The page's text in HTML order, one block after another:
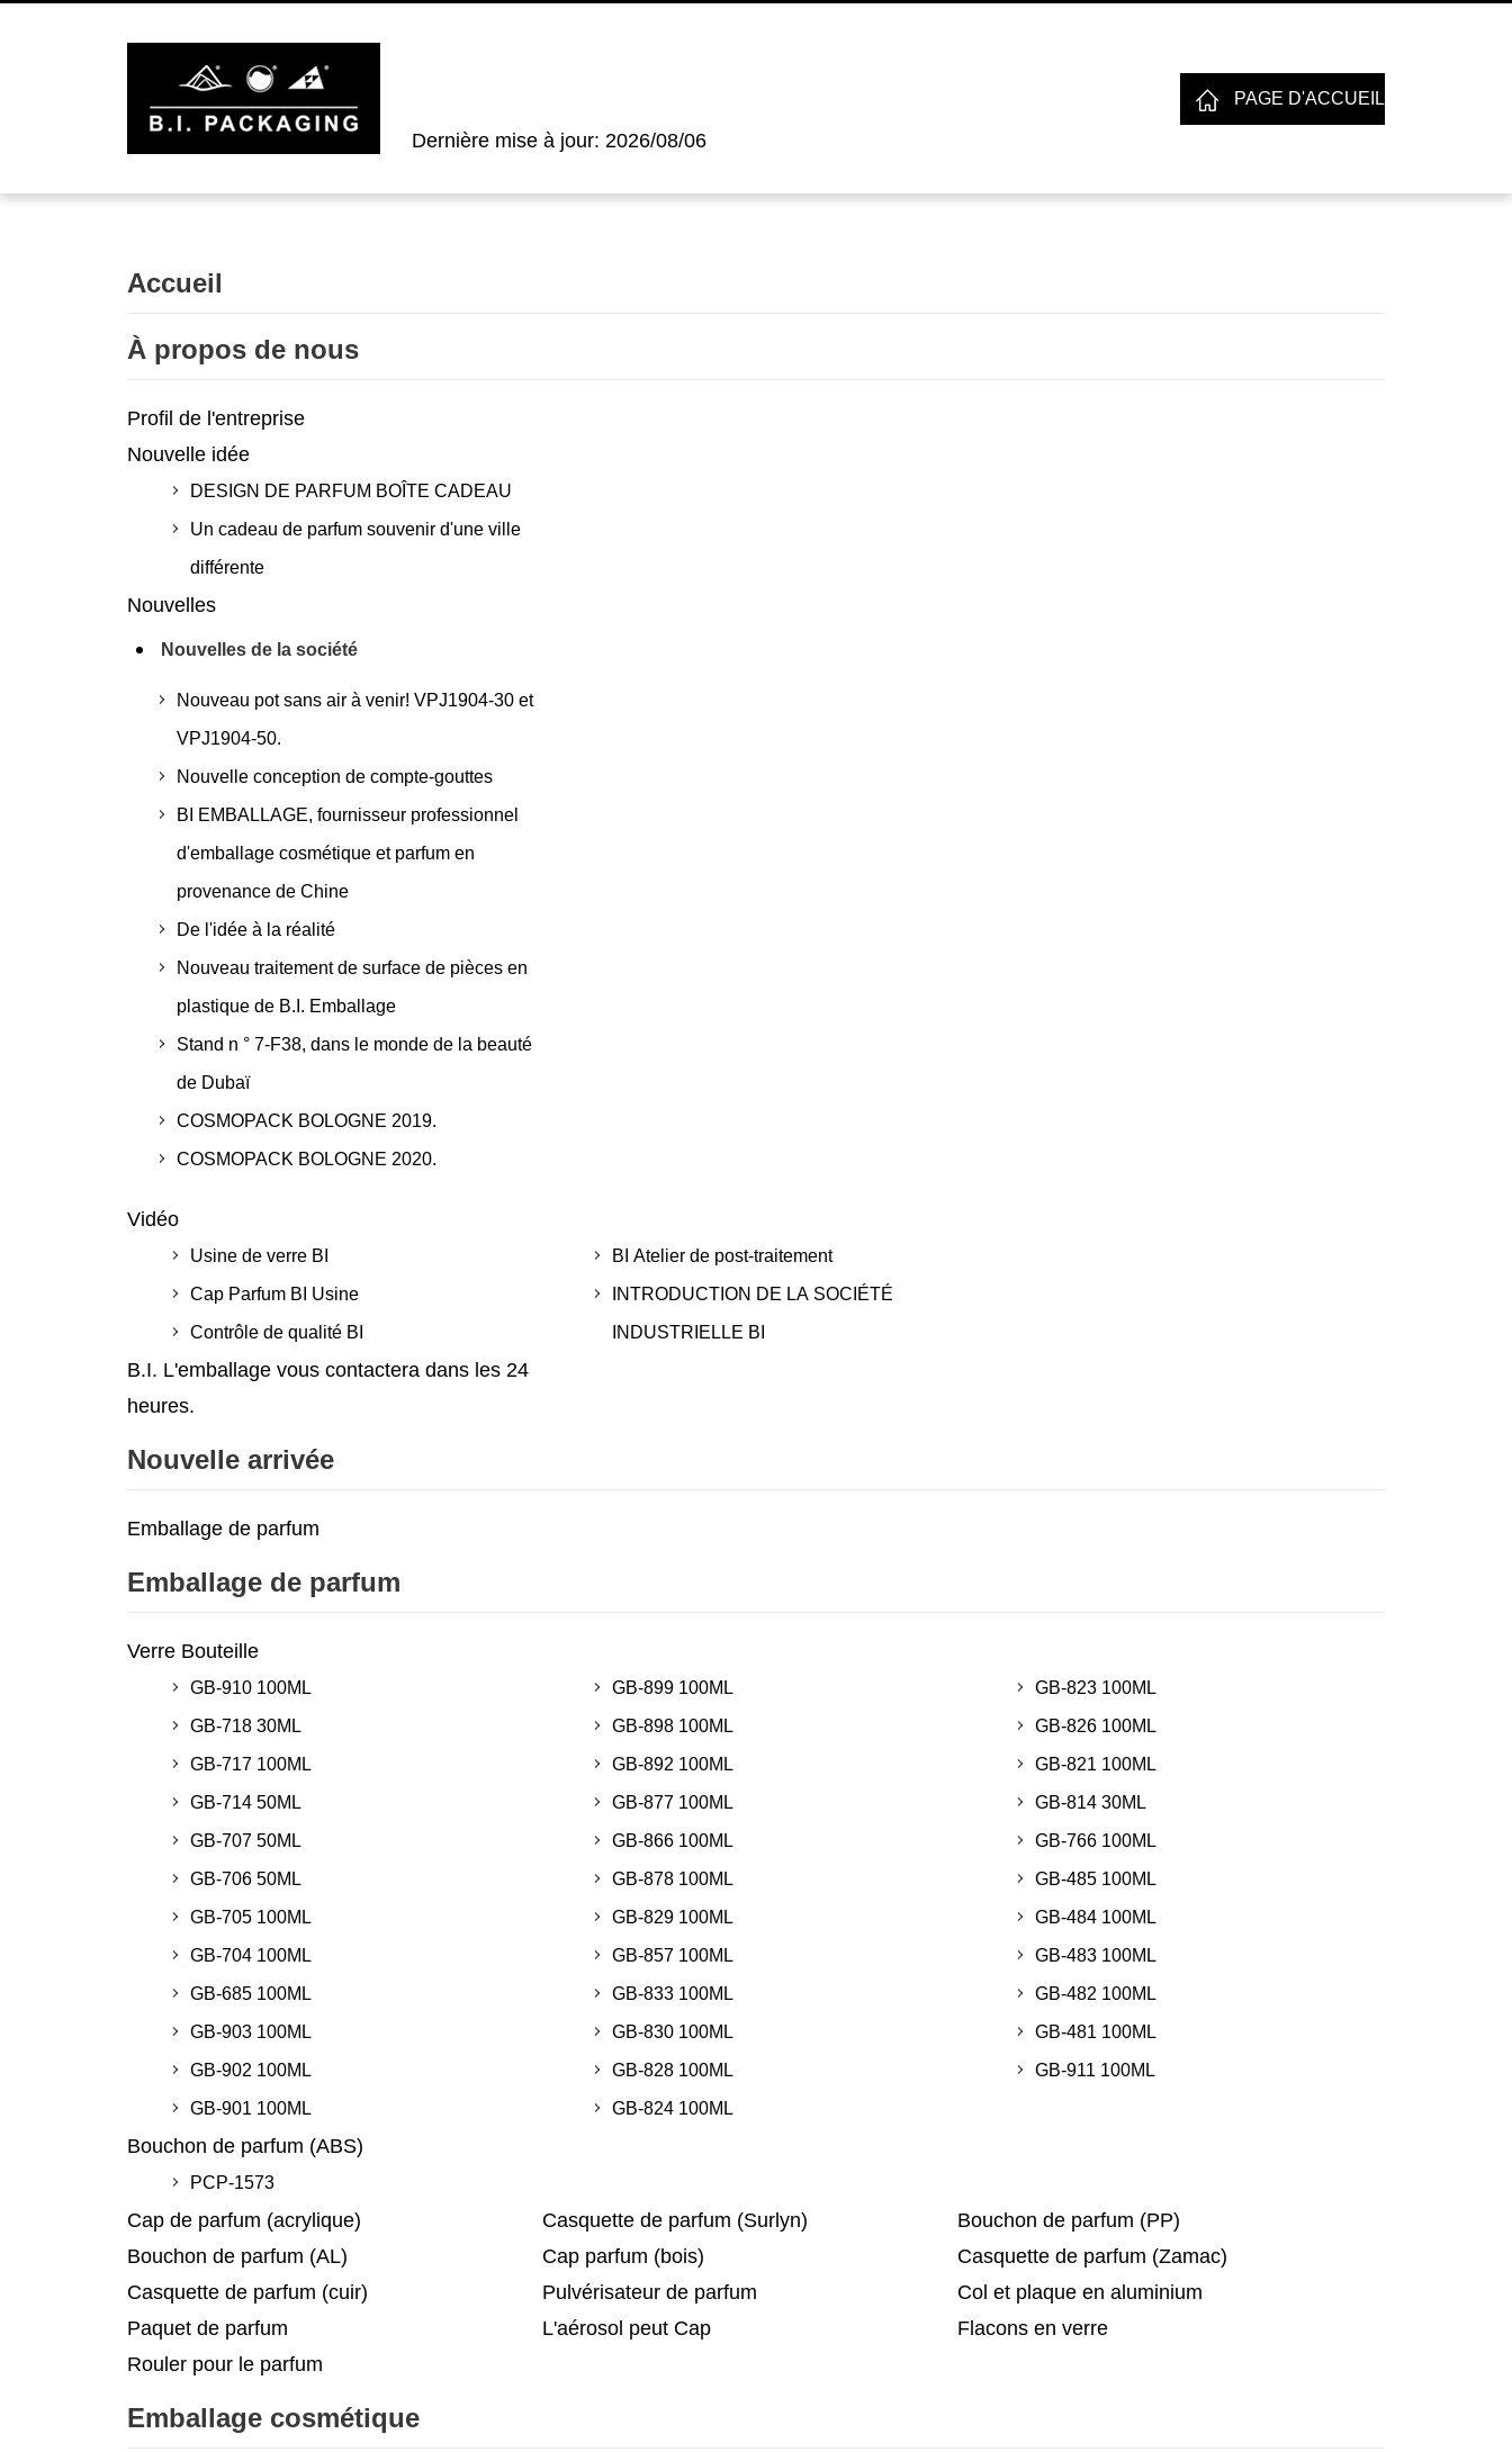
Dernière mise à jour: 2026/08/06
PAGE D'ACCUEIL
Accueil
À propos de nous
Profil de l'entreprise
Nouvelle idée
DESIGN DE PARFUM BOÎTE CADEAU
Un cadeau de parfum souvenir d'une ville
différente
Nouvelles
Nouvelles de la société
Nouveau pot sans air à venir! VPJ1904-30 et
VPJ1904-50.
Nouvelle conception de compte-gouttes
BI EMBALLAGE, fournisseur professionnel
d'emballage cosmétique et parfum en
provenance de Chine
De l'idée à la réalité
Nouveau traitement de surface de pièces en
plastique de B.I. Emballage
Stand n ° 7-F38, dans le monde de la beauté
de Dubaï
COSMOPACK BOLOGNE 2019.
COSMOPACK BOLOGNE 2020.
Vidéo
Usine de verre BI
Cap Parfum BI Usine
Contrôle de qualité BI
BI Atelier de post-traitement
INTRODUCTION DE LA SOCIÉTÉ
INDUSTRIELLE BI
B.I. L'emballage vous contactera dans les 24
heures.
Nouvelle arrivée
Emballage de parfum
Emballage de parfum
Verre Bouteille
GB-910 100ML
GB-718 30ML
GB-717 100ML
GB-714 50ML
GB-707 50ML
GB-706 50ML
GB-705 100ML
GB-704 100ML
GB-685 100ML
GB-903 100ML
GB-902 100ML
GB-901 100ML
GB-899 100ML
GB-898 100ML
GB-892 100ML
GB-877 100ML
GB-866 100ML
GB-878 100ML
GB-829 100ML
GB-857 100ML
GB-833 100ML
GB-830 100ML
GB-828 100ML
GB-824 100ML
GB-823 100ML
GB-826 100ML
GB-821 100ML
GB-814 30ML
GB-766 100ML
GB-485 100ML
GB-484 100ML
GB-483 100ML
GB-482 100ML
GB-481 100ML
GB-911 100ML
Bouchon de parfum (ABS)
PCP-1573
Cap de parfum (acrylique) Casquette de parfum (Surlyn)
Bouchon de parfum (PP)
Bouchon de parfum (AL)
Cap parfum (bois)
Casquette de parfum (Zamac)
Casquette de parfum (cuir)
Pulvérisateur de parfum
Col et plaque en aluminium
Paquet de parfum
L'aérosol peut Cap
Flacons en verre
Rouler pour le parfum
Emballage cosmétique